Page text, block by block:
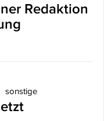
Redaktion
sonstige